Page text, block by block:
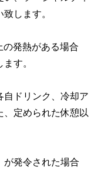
します。
発熱がある場合
す。
ドリンク、冷却ア
定められた休憩以
発令された場合